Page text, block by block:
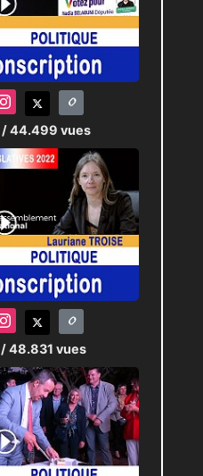
/ 44.499 vues
/ 48.831 vues